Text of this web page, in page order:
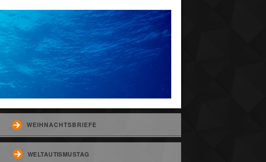
WEIHNACHTSBRIEFE
WELTAUTISMUSTAG